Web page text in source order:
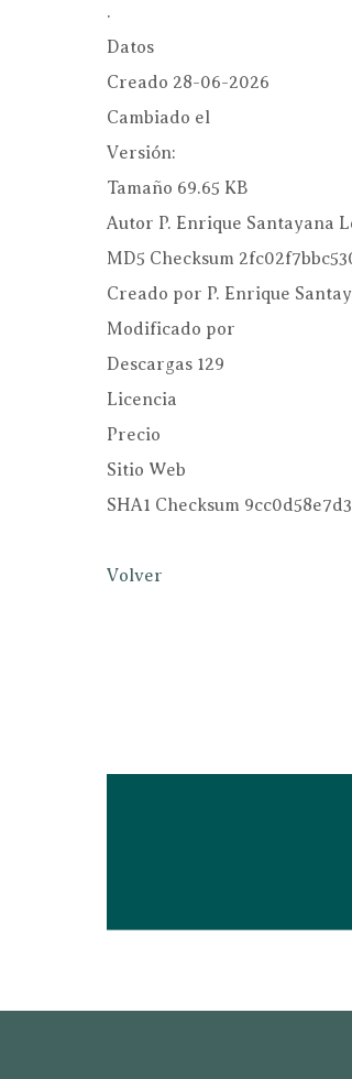
.
Datos
Creado 28-06-2026
Cambiado el
Versión:
Tamaño 69.65 KB
Autor P. Enrique Santayana
MD5 Checksum
Creado por P. Enrique
Modificado por
Descargas 129
Licencia
Precio
Sitio Web
SHA1 Checksum
Volver